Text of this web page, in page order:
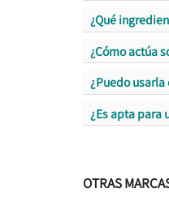
¿Qué
¿Cómo actúa
¿Puedo
¿Es apta para
OTRAS